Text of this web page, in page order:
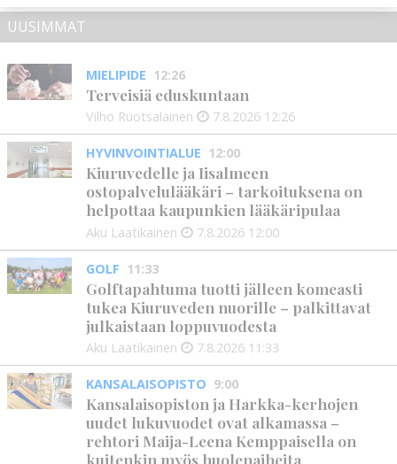
UUSIMMAT
MIELIPIDE 12:26
Terveisiä eduskuntaan
Vilho Ruotsalainen 7.8.2026 12:26
HYVINVOINTIALUE 12:00
Kiuruvedelle ja Iisalmeen
ostopalvelulääkäri – tarkoituksena on
helpottaa kaupunkien lääkäripulaa
Aku Laatikainen 7.8.2026 12:00
GOLF 11:33
Golftapahtuma tuotti jälleen komeasti
tukea Kiuruveden nuorille – palkittavat
julkaistaan loppuvuodesta
Aku Laatikainen 7.8.2026 11:33
KANSALAISOPISTO 9:00
Kansalaisopiston ja Harkka-kerhojen
uudet lukuvuodet ovat alkamassa –
rehtori Maija-Leena Kemppaisella on
kuitenkin myös huolenaiheita